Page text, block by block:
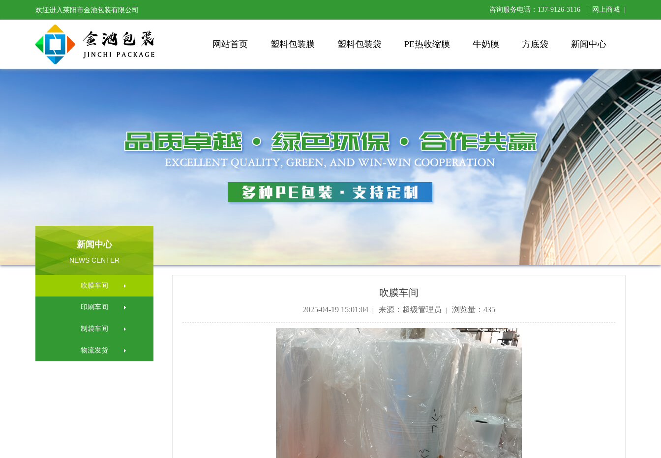
欢迎进入莱阳市金池包装有限公司 咨询服务电话：137-9126-3116 | 网上商城
网站首页 塑料包装膜 塑料包装袋 PE热收缩膜 牛奶膜 方底袋 新闻中心
新闻中心
NEWS CENTER
吹膜车间
印刷车间
制袋车间
物流发货
吹膜车间
2025-04-19 15:01:04 来源：超级管理员 浏览量：435